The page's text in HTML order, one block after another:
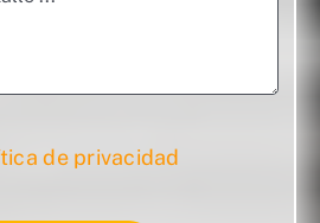
de privacidad